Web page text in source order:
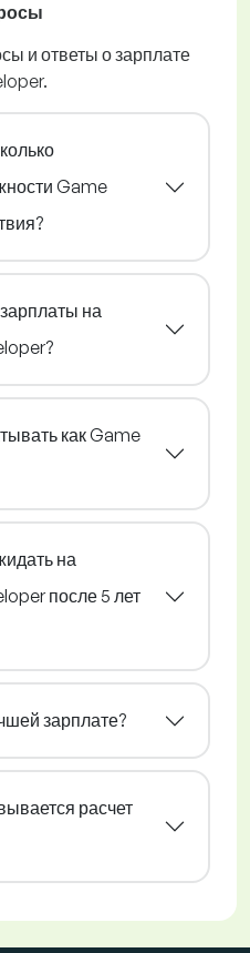
и ответы о зарплате
Game
на
как Game
на
после 5 лет
зарплате?
расчет